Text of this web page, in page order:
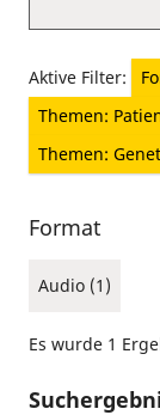
Aktive Filter:
Themen:
Themen:
Format
Audio (1)
Es wurde 1